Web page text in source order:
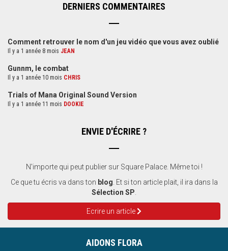
DERNIERS COMMENTAIRES
Comment retrouver le nom d'un jeu vidéo que vous avez oublié
Il y a 1 année 8 mois JEAN
Gunnm, le combat
Il y a 1 année 10 mois CHRIS
Trials of Mana Original Sound Version
Il y a 1 année 11 mois DOOKIE
ENVIE D'ÉCRIRE ?
N'importe qui peut publier sur Square Palace. Même toi !
Ce que tu écris va dans ton blog . Et si ton article plait, il ira dans la
Sélection SP
Ecrire un article
AIDONS FLORA